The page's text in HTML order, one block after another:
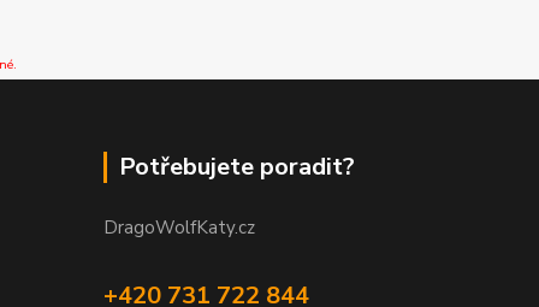
Potřebujete poradit?
DragoWolfKaty.cz
+420 731 722 844